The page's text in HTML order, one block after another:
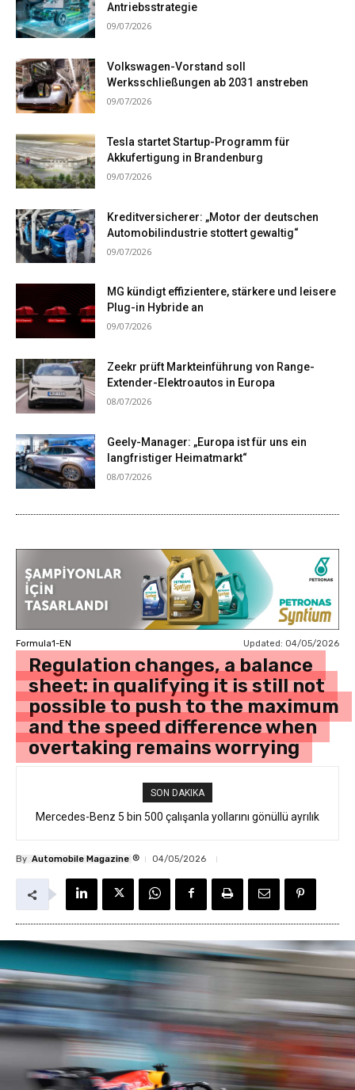
Antriebsstrategie
09/07/2026
Volkswagen-Vorstand soll
Werksschließungen ab 2031 anstreben
09/07/2026
Tesla startet Startup-Programm für
Akkufertigung in Brandenburg
09/07/2026
Kreditversicherer: „Motor der deutschen
Automobilindustrie stottert gewaltig“
09/07/2026
MG kündigt effizientere, stärkere und leisere
Plug-in Hybride an
09/07/2026
Zeekr prüft Markteinführung von Range-
Extender-Elektroautos in Europa
08/07/2026
Geely-Manager: „Europa ist für uns ein
langfristiger Heimatmarkt“
08/07/2026